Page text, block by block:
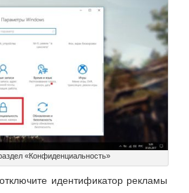
«Конфиденциальность»
идентификатор рекламы